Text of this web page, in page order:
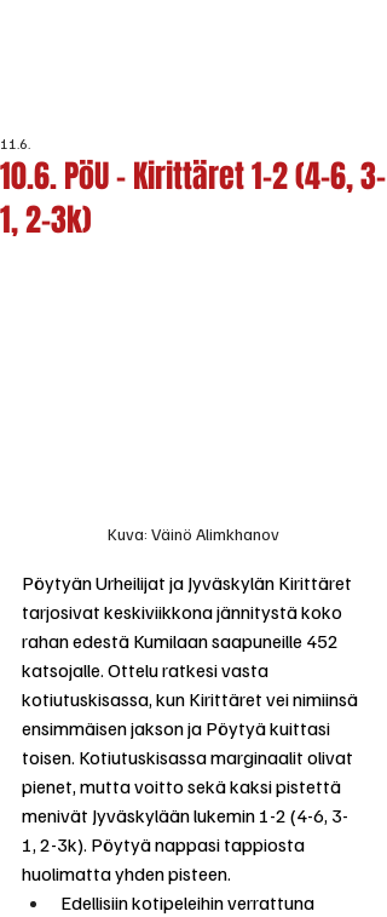
10.6. PöU - Kirittäret 1-2 (4-6, 3-
1, 2-3k)
11.6.
Kuva: Väinö Alimkhanov
Pöytyän Urheilijat ja Jyväskylän Kirittäret
tarjosivat keskiviikkona jännitystä koko
rahan edestä Kumilaan saapuneille 452
katsojalle. Ottelu ratkesi vasta
kotiutuskisassa, kun Kirittäret vei nimiinsä
ensimmäisen jakson ja Pöytyä kuittasi
toisen. Kotiutuskisassa marginaalit olivat
pienet, mutta voitto sekä kaksi pistettä
menivät Jyväskylään lukemin 1-2 (4-6, 3-
1, 2-3k). Pöytyä nappasi tappiosta
huolimatta yhden pisteen.
Edellisiin kotipeleihin verrattuna